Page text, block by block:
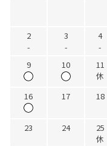
2
-
3
-
4
-
9
10
11
休
16 17 18
23 24
25
休